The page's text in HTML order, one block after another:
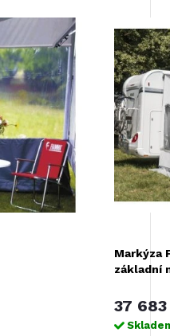
Markýza
základní
37 683